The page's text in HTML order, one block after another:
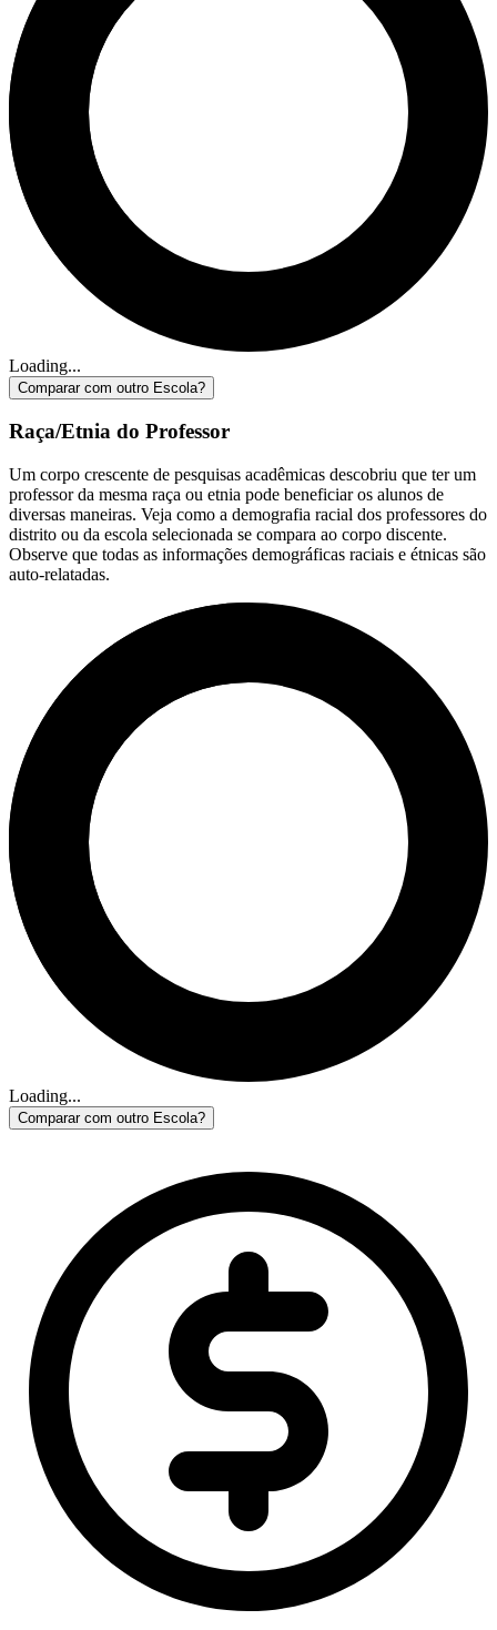
Loading...
Comparar com outro Escola?
Raça/Etnia do Professor
Um corpo crescente de pesquisas acadêmicas descobriu que ter um
professor da mesma raça ou etnia pode beneficiar os alunos de
diversas maneiras. Veja como a demografia racial dos professores do
distrito ou da escola selecionada se compara ao corpo discente.
Observe que todas as informações demográficas raciais e étnicas são
auto-relatadas.
Loading...
Comparar com outro Escola?